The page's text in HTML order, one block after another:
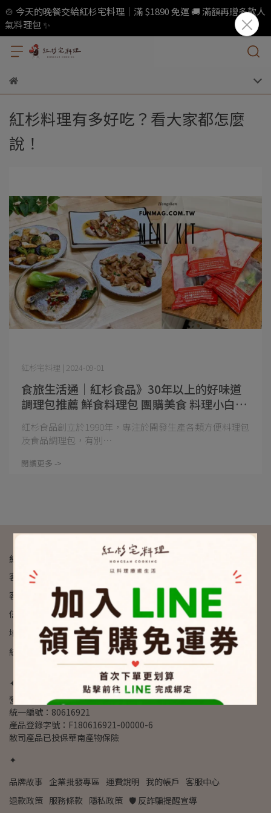
🍲 今天的晚餐交給紅杉宅料理｜滿 $1890 免運 🚚 滿額再贈多款人
氣料理包 ✨
紅杉料理有多好吃？看大家都怎麼
說！
食旅生活通｜紅杉食品》30年以上的好味道
調理包推薦 鮮食料理包 團購美食 料理小白也
紅杉宅料理 | 2024-09-01
紅杉食品創立於1990年，專注於開發生產各類方便料理包
及食品調理包，有別⋯
閱讀更多 ->
紅杉宅料理 HONGSAN COOKING
客服專線：02-2915-2307
客服時間：09:00 am - 6:00 pm
信箱：info@hongsan.co - 歡迎合作提案
地址：新北市新店區寶高路七巷四號
統一編號：80616921
✦
營業人名稱：紅杉有限公司
統一編號：80616921
產品登錄字號：F180616921-00000-6
敝司產品已投保華南產物保險
✦
品牌故事 企業批發專區 運費說明 我的帳戶
客服中心
退款政策 服務條款 隱私政策 🛡️ 反詐騙提醒宣導